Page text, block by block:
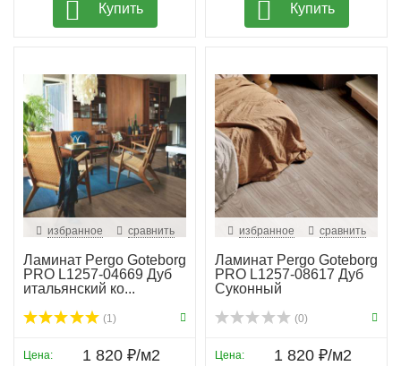
Купить Купить
избранное сравнить
Ламинат Pergo Goteborg
PRO L1257-04669 Дуб
итальянский ко...
(1)
Цена: 1 820 ₽/м2
избранное сравнить
Ламинат Pergo Goteborg
PRO L1257-08617 Дуб
Суконный
(0)
Цена: 1 820 ₽/м2